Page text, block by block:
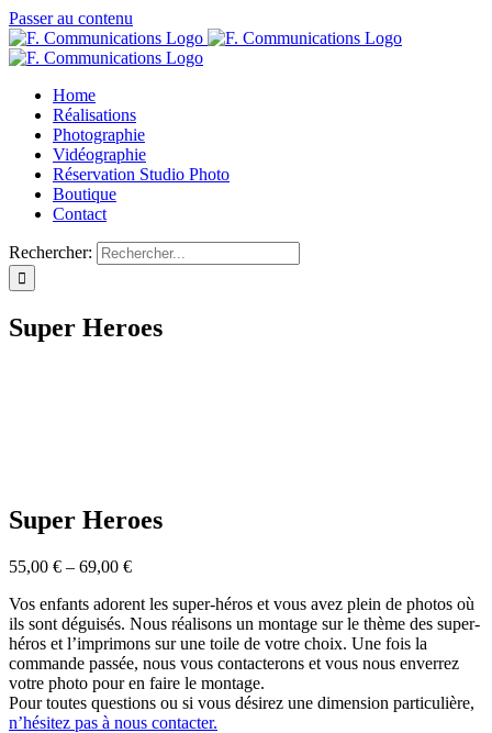
Passer au contenu
Home
Réalisations
Photographie
Vidéographie
Réservation Studio Photo
Boutique
Contact
Rechercher:
Super Heroes
Super Heroes
55,00 € – 69,00 €
Vos enfants adorent les super-héros et vous avez plein de photos où
ils sont déguisés. Nous réalisons un montage sur le thème des super-
héros et l’imprimons sur une toile de votre choix. Une fois la
commande passée, nous vous contacterons et vous nous enverrez
votre photo pour en faire le montage.
Pour toutes questions ou si vous désirez une dimension particulière,
n’hésitez pas à nous contacter.